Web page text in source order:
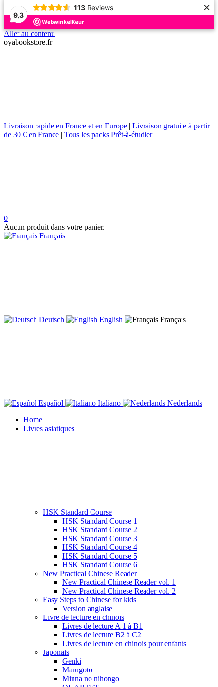
9,3
113 Reviews ×
Aller au contenu
oyabookstore.fr
Livraison rapide en France et en Europe | Livraison gratuite à partir
de 30 € en France | Tous les packs Prêt-à-étudier
0
Aucun produit dans votre panier.
Français
Deutsch English Français
Español Italiano
Nederlands
Home
Livres asiatiques
HSK Standard Course
HSK Standard Course 1
HSK Standard Course 2
HSK Standard Course 3
HSK Standard Course 4
HSK Standard Course 5
HSK Standard Course 6
New Practical Chinese Reader
New Practical Chinese Reader vol. 1
New Practical Chinese Reader vol. 2
Easy Steps to Chinese for kids
Version anglaise
Livre de lecture en chinois
Livres de lecture A 1 à B1
Livres de lecture B2 à C2
Livres de lecture en chinois pour enfants
Japonais
Genki
Marugoto
Minna no nihongo